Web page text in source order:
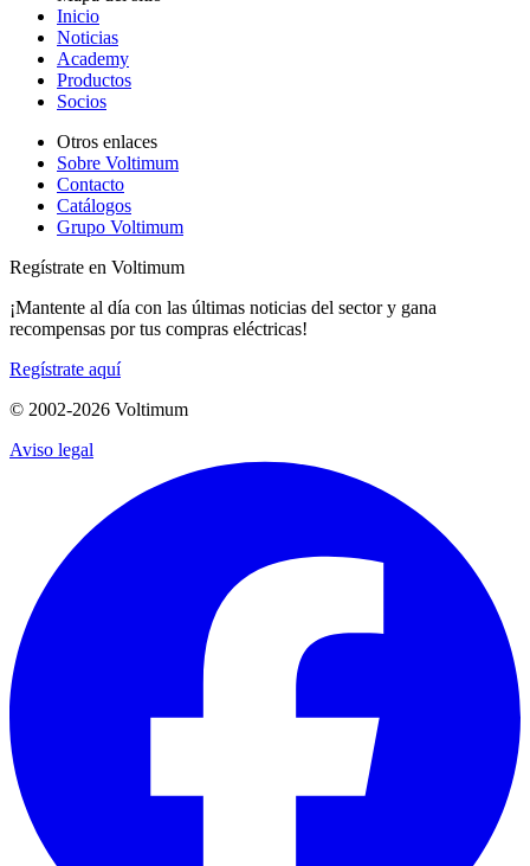
Inicio
Noticias
Academy
Productos
Socios
Otros enlaces
Sobre Voltimum
Contacto
Catálogos
Grupo Voltimum
Regístrate en Voltimum
¡Mantente al día con las últimas noticias del sector y gana
recompensas por tus compras eléctricas!
Regístrate aquí
© 2002-2026 Voltimum
Aviso legal